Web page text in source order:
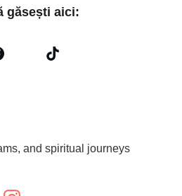
găsești aici:
and spiritual journeys